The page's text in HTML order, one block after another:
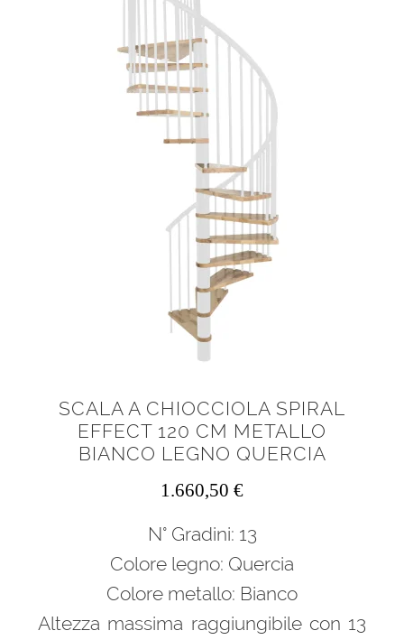
SCALA A CHIOCCIOLA SPIRAL
EFFECT 120 CM METALLO
BIANCO LEGNO QUERCIA
1.660,50 €
N° Gradini: 13
Colore legno: Quercia
Colore metallo: Bianco
Altezza massima raggiungibile con 13